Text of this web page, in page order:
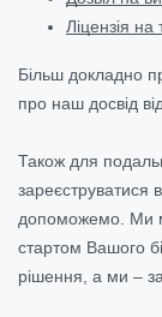
Ліцензія
Більш докладно
про наш досвід
Також для
зареєструватися
допоможемо. Ми
стартом Вашого
рішення, а ми –